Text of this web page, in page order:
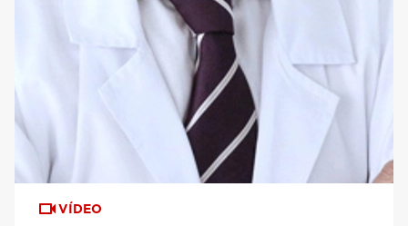
VÍDEO